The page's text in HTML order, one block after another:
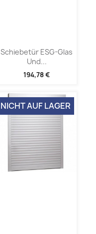
Schiebetür ESG-Glas
Und...
194,78 €
NICHT AUF LAGER